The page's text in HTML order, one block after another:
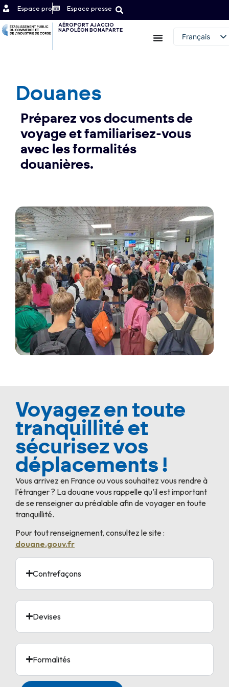
Espace pro Espace presse
AÉROPORT AJACCIO
NAPOLÉON BONAPARTE
Français
Contact
Douanes
Préparez vos documents de
voyage et familiarisez-vous
avec les formalités
douanières.
Voyagez en toute
tranquillité et
sécurisez vos
déplacements !
Vous arrivez en France ou vous souhaitez vous rendre à
l’étranger ? La douane vous rappelle qu’il est important
de se renseigner au préalable afin de voyager en toute
tranquillité.
Pour tout renseignement, consultez le site :
douane.gouv.fr
Contrefaçons
Devises
Formalités